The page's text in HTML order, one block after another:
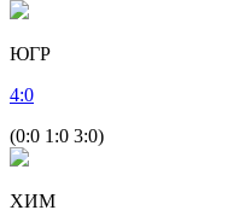
ЮГР
4:0
(0:0 1:0 3:0)
ХИМ